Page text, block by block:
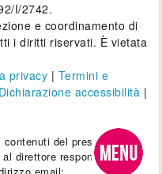
I/2742.
e coordinamento di
i diritti riservati. È vietata
privacy | Termini e
Dichiarazione accessibilità |
del presente sito
direttore responsabile.